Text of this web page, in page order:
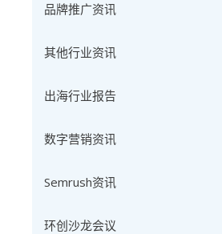
品牌推广资讯
其他行业资讯
出海行业报告
数字营销资讯
Semrush资讯
环创沙龙会议